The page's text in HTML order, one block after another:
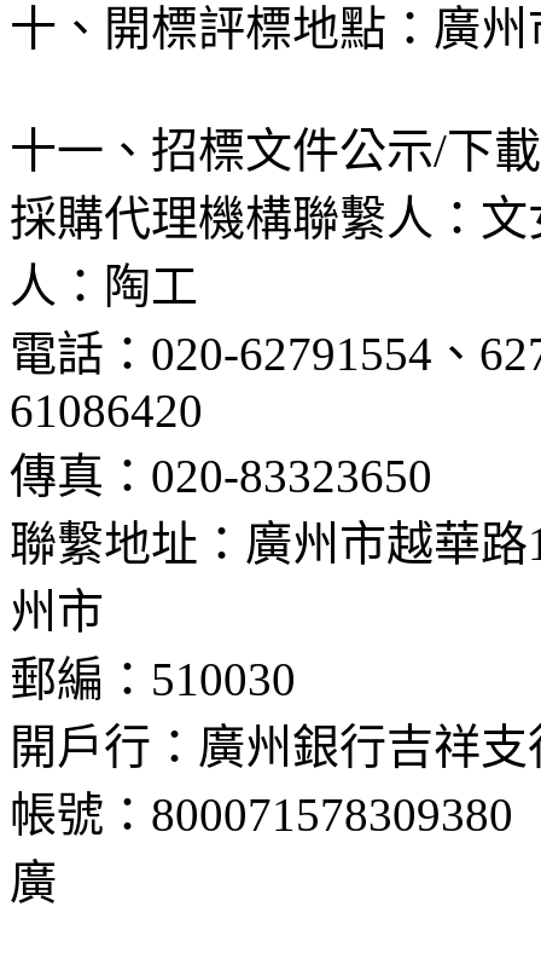
十、開標評標地點：廣
十一、招標文件公示/下
採購代理機構聯繫人
人：陶工
電話：020-
61086420
傳真：020-
聯繫地址：廣州市越
州市
郵編：510030
開戶行：廣州銀行吉祥支
帳號：800071578309380
廣